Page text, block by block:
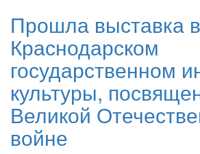
Прошла выставка в
Краснодарском
государственном
культуры,
Великой
войне